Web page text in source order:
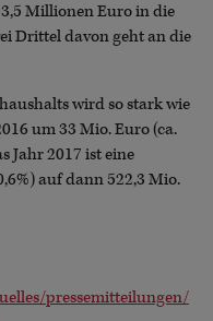
Millionen Euro in die
Drittel davon geht an die
wird so stark wie
um 33 Mio. Euro (ca.
Jahr 2017 ist eine
auf dann 522,3 Mio.
pressemitteilungen/